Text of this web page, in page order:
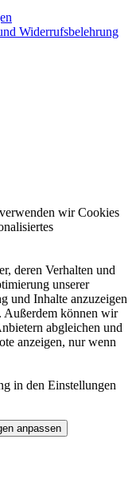
Widerrufsbelehrung
wir Cookies
deren Verhalten und
unserer
und Inhalte anzuzeigen
Außerdem können wir
abgleichen und
anzeigen, nur wenn
in den Einstellungen
anpassen